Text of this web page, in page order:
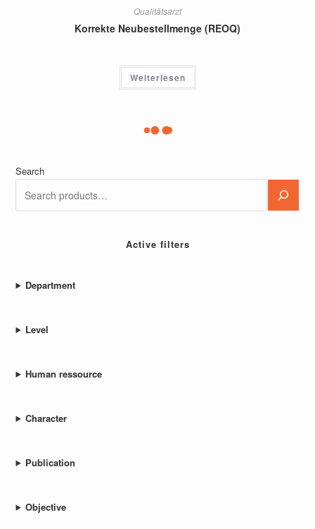
Qualitätsarzt
Korrekte Neubestellmenge (REOQ)
Weiterlesen
Search
Active filters
Department
Level
Human ressource
Character
Publication
Objective